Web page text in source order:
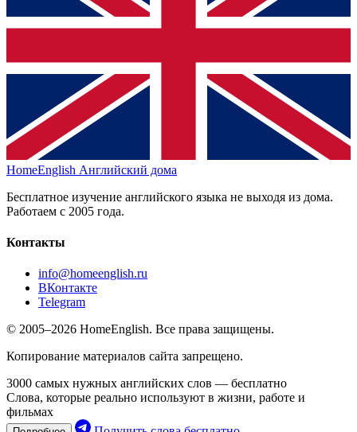
HomeEnglish Английский дома
Бесплатное изучение английского языка не выходя из дома.
Работаем с 2005 года.
Контакты
info@homeenglish.ru
ВКонтакте
Telegram
© 2005–2026 HomeEnglish. Все права защищены.
Копирование материалов сайта запрещено.
3000 самых нужных английских слов — бесплатно
Слова, которые реально используют в жизни, работе и
фильмах